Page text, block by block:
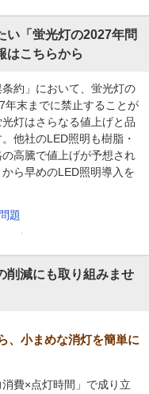
い「蛍光灯の2027年問
はこちらから
条約」において、蛍光灯の
年末までに禁止することが
灯はさらなる値上げと品
他社のLED照明も樹脂・
高騰で値上げが予想され
ら早めのLED照明導入を
題
削減にも取り組みませ
、小まめな消灯を簡単に
費×点灯時間」で成り立